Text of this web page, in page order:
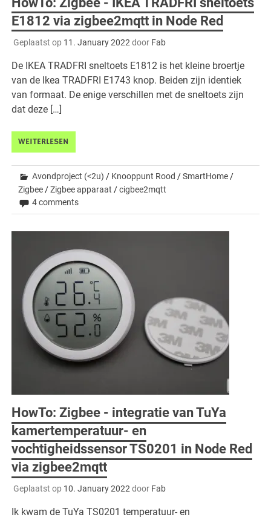
E1812 via zigbee2mqtt in Node Red
Geplaatst op 11. January 2022 door Fab
De IKEA TRADFRI sneltoets E1812 is het kleine broertje
van de Ikea TRADFRI E1743 knop. Beiden zijn identiek
van formaat. De enige verschillen met de sneltoets zijn
dat deze […]
WEITERLESEN
Avondproject (<2u) / Knooppunt Rood /SmartHome /
Zigbee /Zigbee apparaat /cigbee2mqtt
4 comments
HowTo: Zigbee - integratie van TuYa
kamertemperatuur- en
vochtigheidssensor TS0201 in Node Red
via zigbee2mqtt
Geplaatst op 10. January 2022door Fab
Ik kwam de TuYa TS0201 temperatuur- en